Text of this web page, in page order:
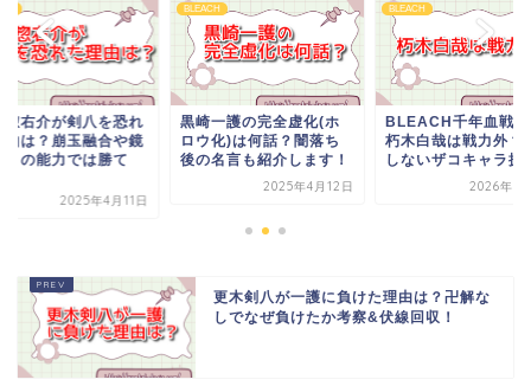
一護の完全虚化(ホ
化)は何話？闇落ち
名言も紹介します！
BLEACH
BLEACH千年血戦篇の
朽木白哉は戦力外？活躍
しないザコキャラ扱い...
2026年1月12日
BLEACH
藍染惣右介が剣八を
た理由は？崩玉融合
花水月の能力では勝
更木剣八が一護に負けた理由は？卍解な
しでなぜ負けたか考察&伏線回収！